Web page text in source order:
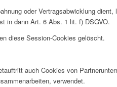
oder Vertragsabwicklung
in dann Art. 6 Abs. 1 lit. f) DSGVO.
diese Session-Cookies gelöscht.
auch Cookies von
verwendet.